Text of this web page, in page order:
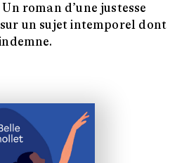
roman d’une justesse
un sujet intemporel dont